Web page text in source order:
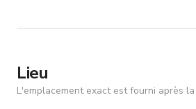
Lieu
L'emplacement exact est fourni après